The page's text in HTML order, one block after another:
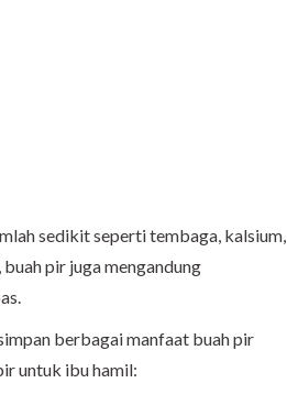
sedikit seperti tembaga, kalsium,
pir juga mengandung
berbagai manfaat buah pir
untuk ibu hamil: